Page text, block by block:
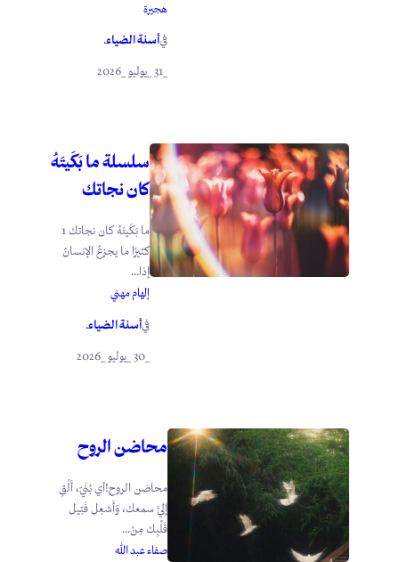
هجيرة
فيأسنة الضياء.
سلسلة ما بَكَيتَهُ
كان نجاتك
ما بَكَيتَهُ كان نجاتك 1
كثيرًا ما يجزعُ الإنسانُ
إذا...
إلهام مهني
فيأسنة الضياء.
محاضن الروح
محاضن الروح!أي بُنَيّ، أَلْقِ
إليَّ سمعك، وَأَشعِل فَتِيل
قَلْبِك مِنْ...
صفاء عبد الله